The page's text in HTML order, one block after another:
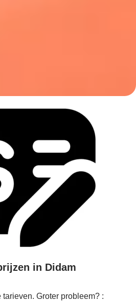
in Didam
Groter probleem? :